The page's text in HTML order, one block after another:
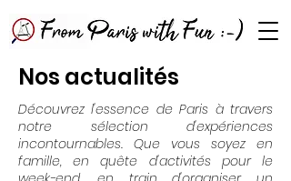
Nos actualités
Découvrez l'essence de Paris à travers
notre sélection d'expériences
incontournables. Que vous soyez en
famille, en quête d'activités pour le